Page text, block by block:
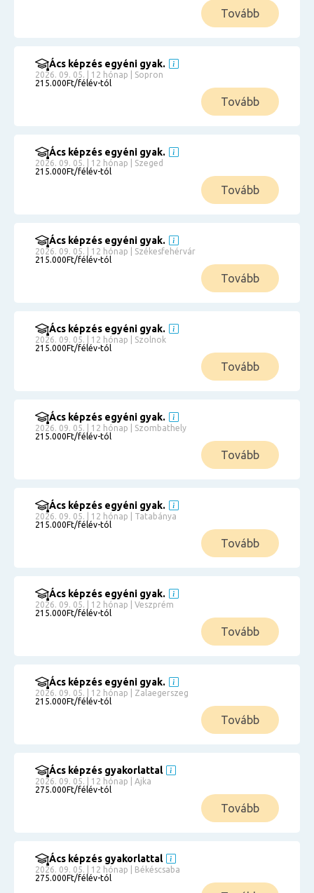
Tovább
Ács képzés egyéni gyak.
2026. 09. 05. | 12 hónap | Sopron
215.000Ft/félév-tól
Tovább
Ács képzés egyéni gyak.
2026. 09. 05. | 12 hónap | Szeged
215.000Ft/félév-tól
Tovább
Ács képzés egyéni gyak.
2026. 09. 05. | 12 hónap | Székesfehérvár
215.000Ft/félév-tól
Tovább
Ács képzés egyéni gyak.
2026. 09. 05. | 12 hónap | Szolnok
215.000Ft/félév-tól
Tovább
Ács képzés egyéni gyak.
2026. 09. 05. | 12 hónap | Szombathely
215.000Ft/félév-tól
Tovább
Ács képzés egyéni gyak.
2026. 09. 05. | 12 hónap | Tatabánya
215.000Ft/félév-tól
Tovább
Ács képzés egyéni gyak.
2026. 09. 05. | 12 hónap | Veszprém
215.000Ft/félév-tól
Tovább
Ács képzés egyéni gyak.
2026. 09. 05. | 12 hónap | Zalaegerszeg
215.000Ft/félév-tól
Tovább
Ács képzés gyakorlattal
2026. 09. 05. | 12 hónap | Ajka
275.000Ft/félév-tól
Tovább
Ács képzés gyakorlattal
2026. 09. 05. | 12 hónap | Békéscsaba
275.000Ft/félév-tól